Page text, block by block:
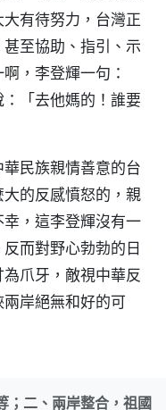
有待努力，台灣正
至協助、指引、示
，李登輝一句：
：「去他媽的！誰要
民族親情善意的台
的反感憤怒的，親
，這李登輝沒有一
而對野心勃勃的日
爪牙，敵視中華反
岸絕無和好的可
；二、兩岸整合，祖國